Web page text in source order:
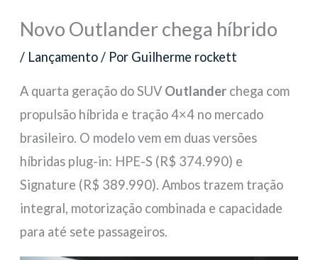
Novo Outlander chega híbrido
/ Lançamento/ Por Guilherme rockett
A quarta geração do SUV Outlander chega com
propulsão híbrida e tração 4×4 no mercado
brasileiro. O modelo vem em duas versões
híbridas plug-in: HPE-S (R$ 374.990) e
Signature (R$ 389.990). Ambos trazem tração
integral, motorização combinada e capacidade
para até sete passageiros.